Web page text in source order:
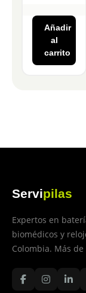
Añadir
al
carrito
Servipilas
Expertos en
biomédicos y
Colombia. Más